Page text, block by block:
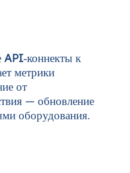
API‑коннекты к
метрики
от
— обновление
оборудования.